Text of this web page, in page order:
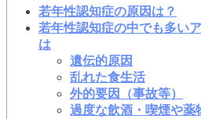
若年性認知症の原因は？
若年性認知症の中でも多い
は
遺伝的原因
乱れた食生活
外的要因（事故等）
過度な飲酒・喫煙や薬